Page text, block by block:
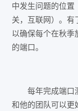
中发生问题的位置
关，互联网）。有
以确保每个在秋季
的端口。
每年完成端口
和他的团队可以更